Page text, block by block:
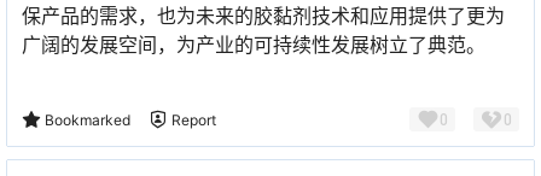
保产品的需求，也为未来的胶黏剂技术和应用提供了更为
广阔的发展空间，为产业的可持续性发展树立了典范。
Bookmarked Report 0 0